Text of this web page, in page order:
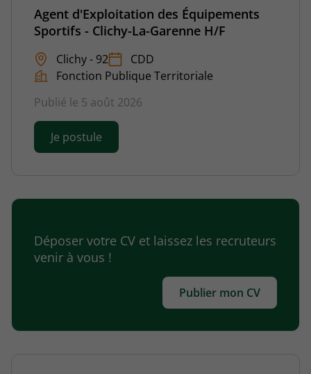
Agent d'Exploitation des Équipements
Sportifs - Clichy-La-Garenne H/F
Clichy - 92
CDD
Fonction Publique Territoriale
Publié le 5 août 2026
Je postule
Déposer votre CV et laissez les recruteurs
venir à vous !
Publier mon CV